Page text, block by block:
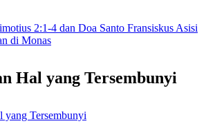
Hal yang Tersembunyi